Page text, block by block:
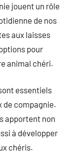
jouent un rôle
de nos
aux laisses
pour
animal chéri.
essentiels
de compagnie.
apportent non
à développer
chéris.